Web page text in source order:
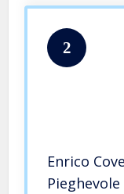
2
Enrico